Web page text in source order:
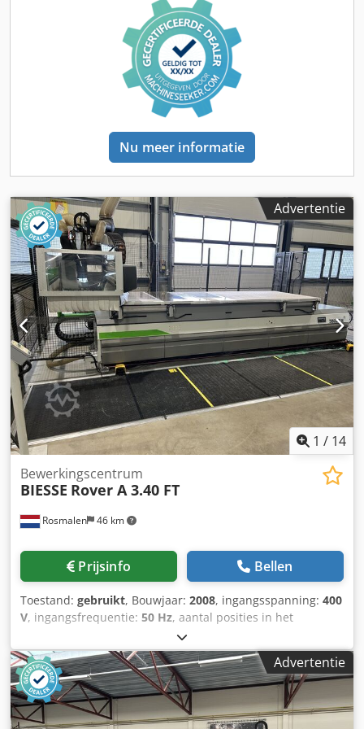
gereedschapsmagazijn met 10 posities 1 vacuümpomp
Voorste veiligheidsmatten Crsdpfxszmtlkj Aamof De
machine wordt in de staat waarin deze zich bevindt, zowel
technisch als juridisch („zoals gezien en geleverd”),
verkocht en geleverd, op basis van fotodocumentatie en
technische/commerciële documenten met een
beschrijvend karakter. De koper heeft het recht om de
goederen vóór aflevering te inspecteren en is
verantwoordelijk voor de installatie, de beveiliging en het
gebruik van de machine op de bestemmingslocatie.
Externe referentie: 8359
Nu meer informatie
Advertentie
1 / 14
Rosmalen 46 km
Bewerkingscentrum
BIESSE Rover A 3.40 FT
Prijsinfo Bellen
Toestand: gebruikt, Bouwjaar: 2008, ingangsspanning: 400
V, ingangsfrequentie: 50 Hz, aantal posities in het
, Uitrusting:
Biesse Rover ROVER A 3.40 FT K2 CNC-bewerkingscentrum
Beschrijving Werkbereik: X = 3685 mm; Y = 1290 mm; Z =
160 mm De samenstelling omvat: Automatisch
smeersysteem FT-werktafel 4 voorste aanslagen + 4
achterste aanslagen, voorzien van een pneumatisch
Advertentie